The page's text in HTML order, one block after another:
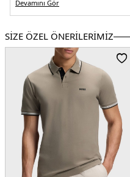
Kalıp Bilgisi :Regular Fit
5DY150513382100.25
Devamını Gör
SİZE ÖZEL ÖNERİLERİMİZ